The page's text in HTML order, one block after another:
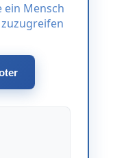
ein Mensch